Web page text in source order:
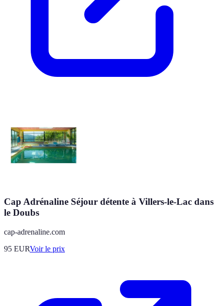
Cap Adrénaline Séjour détente à Villers-le-Lac dans
le Doubs
cap-adrenaline.com
95 EURVoir le prix